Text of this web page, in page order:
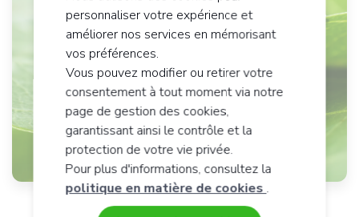
Quel produit pour vous ?
20 questions pour des produits et conseils
personnalisés
Je fais le test
personnaliser votre expérience et
améliorer nos services en mémorisant
vos préférences.
Vous pouvez modifier ou retirer votre
consentement à tout moment via notre
page de gestion des cookies,
garantissant ainsi le contrôle et la
protection de votre vie privée.
Pour plus d'informations, consultez la
politique en matière de cookies .